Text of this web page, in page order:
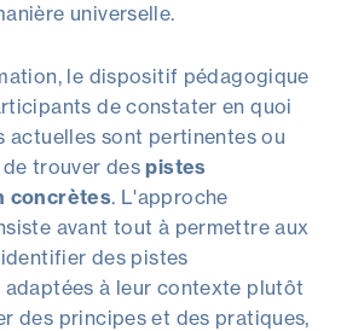
universelle.
le dispositif pédagogique
de constater en quoi
actuelles sont pertinentes ou
de trouver despistes
concrètes. L'approche
avant tout à permettre aux
des pistes
à leur contexte plutôt
des principes et des pratiques,